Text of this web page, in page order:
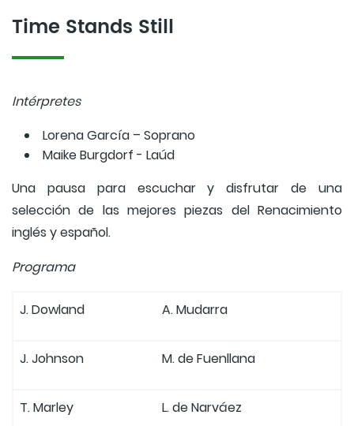
Time Stands Still
Intérpretes
Lorena García – Soprano
Maike Burgdorf - Laúd
Una pausa para escuchar y disfrutar de una
selección de las mejores piezas del Renacimiento
inglés y español.
Programa
J. Dowland A. Mudarra
J. Johnson M. de Fuenllana
T. Marley L. de Narváez